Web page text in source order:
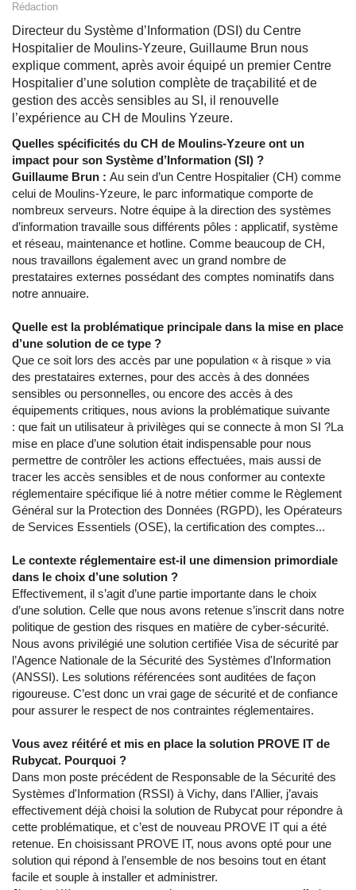
Rédaction
Directeur du Système d’Information (DSI) du Centre
Hospitalier de Moulins-Yzeure, Guillaume Brun nous
explique comment, après avoir équipé un premier Centre
Hospitalier d’une solution complète de traçabilité et de
gestion des accès sensibles au SI, il renouvelle
l’expérience au CH de Moulins Yzeure.
Quelles spécificités du CH de Moulins-Yzeure ont un
impact pour son Système d’Information (SI) ?
Guillaume Brun : Au sein d’un Centre Hospitalier (CH) comme
celui de Moulins-Yzeure, le parc informatique comporte de
nombreux serveurs. Notre équipe à la direction des systèmes
d’information travaille sous différents pôles : applicatif, système
et réseau, maintenance et hotline. Comme beaucoup de CH,
nous travaillons également avec un grand nombre de
prestataires externes possédant des comptes nominatifs dans
notre annuaire.
Quelle est la problématique principale dans la mise en place
d’une solution de ce type ?
Que ce soit lors des accès par une population « à risque » via
des prestataires externes, pour des accès à des données
sensibles ou personnelles, ou encore des accès à des
équipements critiques, nous avions la problématique suivante
: que fait un utilisateur à privilèges qui se connecte à mon SI ?La
mise en place d’une solution était indispensable pour nous
permettre de contrôler les actions effectuées, mais aussi de
tracer les accès sensibles et de nous conformer au contexte
réglementaire spécifique lié à notre métier comme le Règlement
Général sur la Protection des Données (RGPD), les Opérateurs
de Services Essentiels (OSE), la certification des comptes...
Le contexte réglementaire est-il une dimension primordiale
dans le choix d’une solution ?
Effectivement, il s’agit d’une partie importante dans le choix
d’une solution. Celle que nous avons retenue s’inscrit dans notre
politique de gestion des risques en matière de cyber-sécurité.
Nous avons privilégié une solution certifiée Visa de sécurité par
l’Agence Nationale de la Sécurité des Systèmes d'Information
(ANSSI). Les solutions référencées sont auditées de façon
rigoureuse. C’est donc un vrai gage de sécurité et de confiance
pour assurer le respect de nos contraintes réglementaires.
Vous avez réitéré et mis en place la solution PROVE IT de
Rubycat. Pourquoi ?
Dans mon poste précédent de Responsable de la Sécurité des
Systèmes d'Information (RSSI) à Vichy, dans l’Allier, j’avais
effectivement déjà choisi la solution de Rubycat pour répondre à
cette problématique, et c’est de nouveau PROVE IT qui a été
retenue. En choisissant PROVE IT, nous avons opté pour une
solution qui répond à l’ensemble de nos besoins tout en étant
facile et souple à installer et administrer.